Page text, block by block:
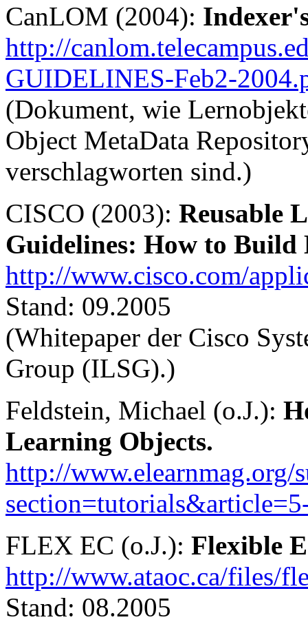
CanLOM (2004):
http://
GUIDELINES-Feb2-
(Dokument, wie
Object MetaData
verschlagworten sind.)
CISCO (2003): Reusable
Guidelines: How to Build
http://www.cisco.com/
Stand: 09.2005
(Whitepaper der Cisco
Group (ILSG).)
Feldstein, Michael (o.J.):
Learning Objects.
http://www.elearnmag.org/
FLEX EC (o.J.): Flexible
http://www.ataoc.ca/files/
Stand: 08.2005